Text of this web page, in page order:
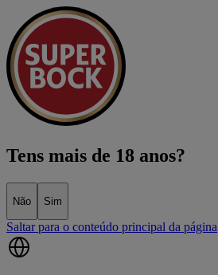
Tens mais de 18 anos?
Não Sim
Saltar para o conteúdo principal da página